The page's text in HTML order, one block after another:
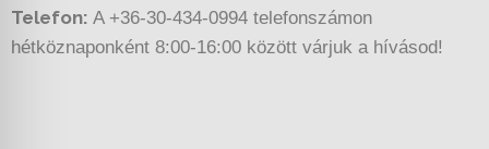
Telefon: A +36-30-434-0994 telefonszámon
hétköznaponként 8:00-16:00 között várjuk a hívásod!